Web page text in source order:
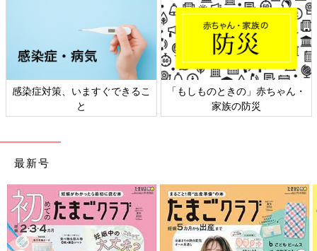
感染症対策、いますぐできるこ
と
「もしものときの」赤ちゃん・
家族の防災
最新号